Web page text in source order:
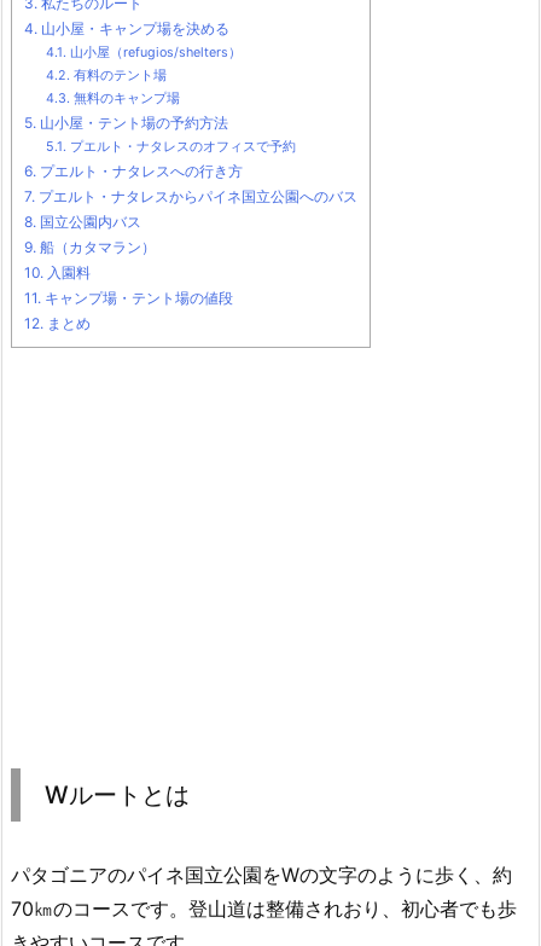
4. 山小屋・キャンプ場を決める
4.1. 山小屋（refugios/shelters）
4.2. 有料のテント場
4.3. 無料のキャンプ場
5. 山小屋・テント場の予約方法
5.1. プエルト・ナタレスのオフィスで予約
6. プエルト・ナタレスへの行き方
7. プエルト・ナタレスからパイネ国立公園へのバス
8. 国立公園内バス
9. 船（カタマラン）
10. 入園料
11. キャンプ場・テント場の値段
12. まとめ
Wルートとは
パタゴニアのパイネ国立公園をWの文字のように歩く、約
70㎞のコースです。登山道は整備されおり、初心者でも歩